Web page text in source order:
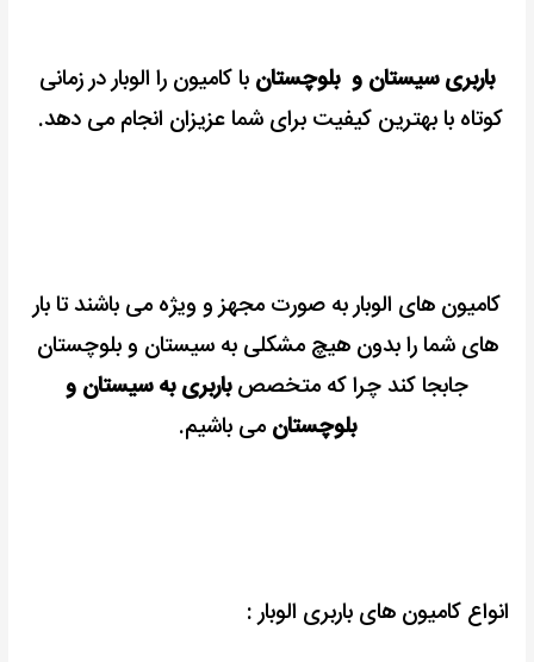
باربری سیستان و بلوچستان با کامیون را الوبار در زمانی
کوتاه با بهترین کیفیت برای شما عزیزان انجام می دهد.
کامیون های الوبار به صورت مجهز و ویژه می باشند تا بار
های شما را بدون هیچ مشکلی به سیستان و بلوچستان
جابجا کند چرا که متخصصباربری به سیستان و
بلوچستان می باشیم.
انواع کامیون های باربری الوبار :